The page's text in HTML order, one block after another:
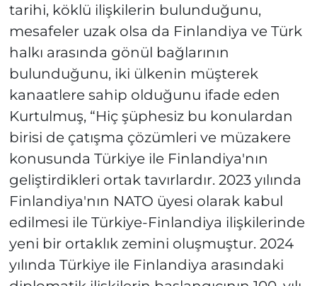
tarihi, köklü ilişkilerin bulunduğunu,
mesafeler uzak olsa da Finlandiya ve Türk
halkı arasında gönül bağlarının
bulunduğunu, iki ülkenin müşterek
kanaatlere sahip olduğunu ifade eden
Kurtulmuş, “Hiç şüphesiz bu konulardan
birisi de çatışma çözümleri ve müzakere
konusunda Türkiye ile Finlandiya'nın
geliştirdikleri ortak tavırlardır. 2023 yılında
Finlandiya'nın NATO üyesi olarak kabul
edilmesi ile Türkiye-Finlandiya ilişkilerinde
yeni bir ortaklık zemini oluşmuştur. 2024
yılında Türkiye ile Finlandiya arasındaki